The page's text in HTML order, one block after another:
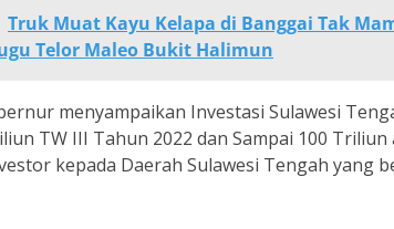
Truk Muat Kayu Kelapa di Banggai Tak
Telor Maleo Bukit Halimun
menyampaikan Investasi Sulawesi
TW III Tahun 2022 dan Sampai 100
kepada Daerah Sulawesi Tengah yang